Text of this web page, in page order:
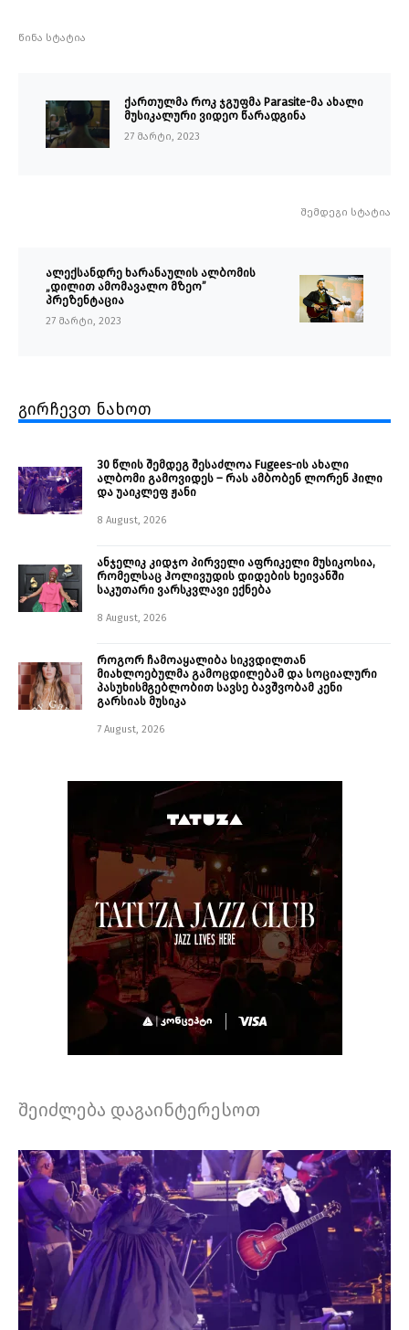
წინა სტატია
ქართულმა როკ ჯგუფმა Parasite-მა ახალი
მუსიკალური ვიდეო წარადგინა
27 მარტი, 2023
შემდეგი სტატია
ალექსანდრე ხარანაულის ალბომის
„დილით ამომავალო მზეო”
პრეზენტაცია
27 მარტი, 2023
გირჩევთ ნახოთ
30 წლის შემდეგ შესაძლოა Fugees-ის ახალი
ალბომი გამოვიდეს – რას ამბობენ ლორენ ჰილი
და უაიკლეფ ჟანი
8 August, 2026
ანჯელიკ კიდჯო პირველი აფრიკელი მუსიკოსია,
რომელსაც ჰოლივუდის დიდების ხეივანში
საკუთარი ვარსკვლავი ექნება
8 August, 2026
როგორ ჩამოაყალიბა სიკვდილთან
მიახლოებულმა გამოცდილებამ და სოციალური
პასუხისმგებლობით სავსე ბავშვობამ კენი
გარსიას მუსიკა
7 August, 2026
შეიძლება დაგაინტერესოთ